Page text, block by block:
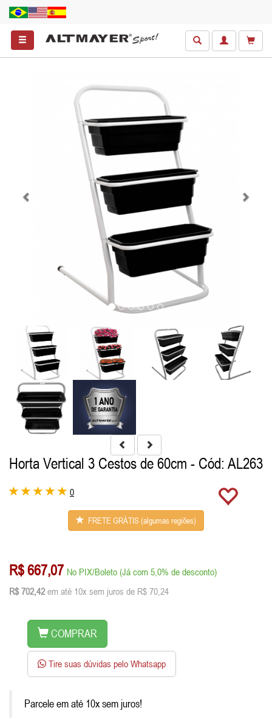
Horta Vertical 3 Cestos de 60cm - Cód: AL263
0
FRETE GRÁTIS (algumas regiões)
R$ 667,07 No PIX/Boleto (Já com 5,0% de desconto)
R$ 702,42 em até 10x sem juros de R$ 70,24
COMPRAR
Tire suas dúvidas pelo Whatsapp
Parcele em até 10x sem juros!